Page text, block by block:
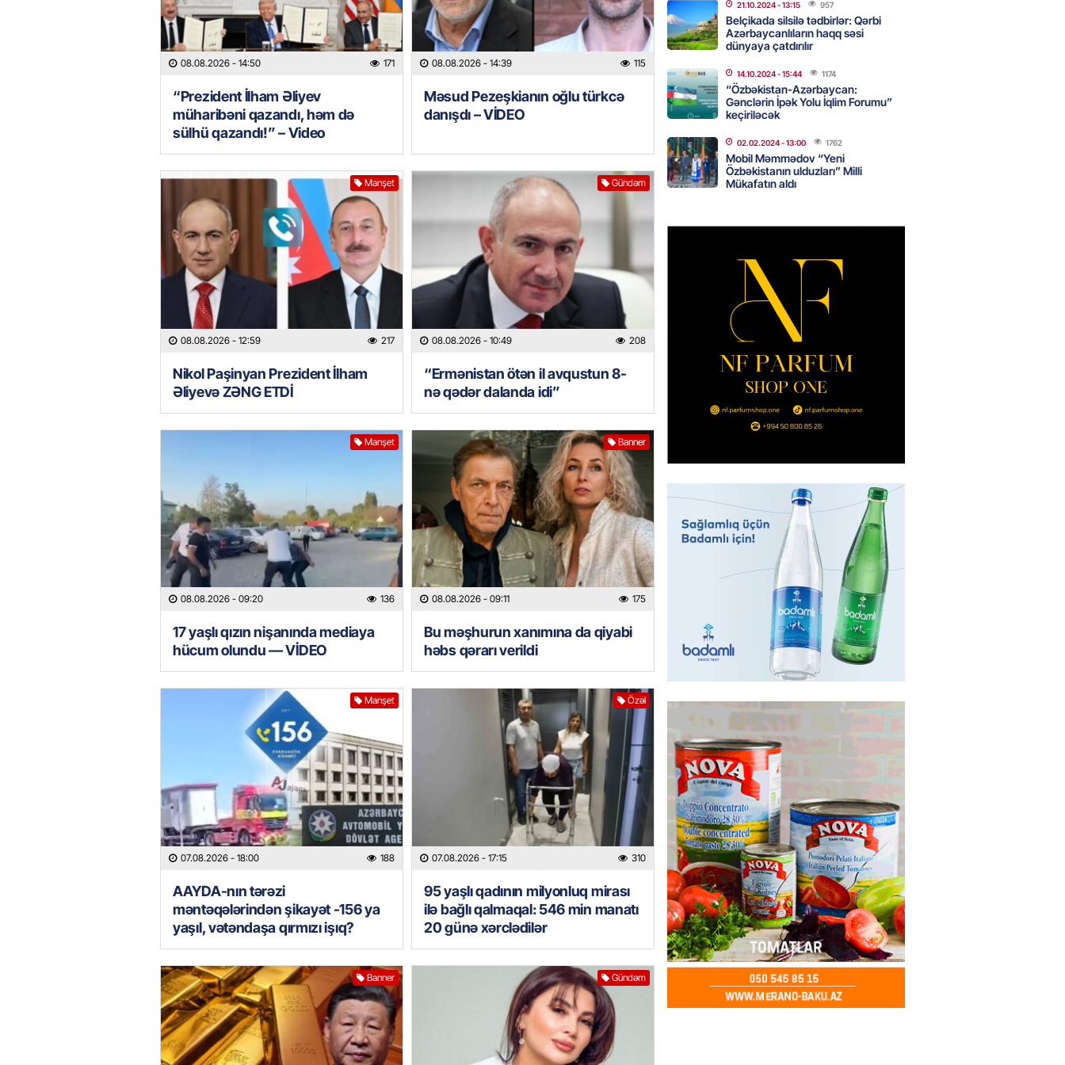
08.08.2026 - 14:50 171
“Prezident İlham Əliyev
müharibəni qazandı, həm də
sülhü qazandı!” – Video
08.08.2026 - 14:39 115
Məsud Pezeşkianın oğlu türkcə
danışdı – VİDEO
Manşet
08.08.2026 - 12:59 217
Nikol Paşinyan Prezident İlham
Əliyevə ZƏNG ETDİ
Gündəm
08.08.2026 - 10:49 208
“Ermənistan ötən il avqustun 8-
nə qədər dalanda idi”
Manşet
08.08.2026 - 09:20 136
17 yaşlı qızın nişanında mediaya
hücum olundu — VİDEO
Banner
08.08.2026 - 09:11 175
Bu məşhurun xanımına da qiyabi
həbs qərarı verildi
Manşet
07.08.2026 - 18:00 188
AAYDA-nın tərəzi
məntəqələrindən şikayət -156 ya
yaşıl, vətəndaşa qırmızı işıq?
Özəl
07.08.2026 - 17:15 310
95 yaşlı qadının milyonluq mirası
ilə bağlı qalmaqal: 546 min manatı
20 günə xərclədilər
Banner Gündəm
MANŞET
AAYDA-nın tərəzi məntəqələrindən
şikayət -156 ya yaşıl, vətəndaşa qırmızı
işıq?
07.08.2026- 18:00 188
GÜNDƏM
Hərbi xidmətə görə rüşvət alan vəzifəli
şəxslərin məhkəməsi BAŞLAYIR
Ad günü şənliyində yaralanan rus
general öldü – VİDEO
- 17:30
95 yaşlı qadının milyonluq mirası ilə
bağlı qalmaqal: 546 min manatı 20
günə xərclədilər
07.08.2026- 17:15
07.08.2026 297
GÜNDƏM
Ülviyyə İlyasova fəhləyə borclu qalıb?
07.08.2026- 16:45 295
“Birgə Strateji Müdafiə Sazişi”nin
əhəmiyyəti nədir? -ŞƏRH
Albaniya klubuna keçən Kamil
“Liverpul”da oynamaq istəyir
07.08.2026- 16:15 268
HADISƏ
Tovuzda qadın qətlə yetirildi – Şübhəli
qardaşı oğludur
07.08.2026- 16:00 253
GÜNDƏM
Türkiyədə 37,6 milyon, Rusiyada 16,7
milyon – Azərbaycanlıların yemək
xərcləri
07.08.2026- 15:45
21.10.2024- 13:15 957
Belçikada silsilə tədbirlər: Qərbi
Azərbaycanlıların haqq səsi
dünyaya çatdırılır
14.10.2024- 15:44 1174
“Özbəkistan-Azərbaycan:
Gənclərin İpək Yolu İqlim Forumu”
keçiriləcək
02.02.2024- 13:00 1762
Mobil Məmmədov “Yeni
Özbəkistanın ulduzları” Milli
Mükafatın aldı